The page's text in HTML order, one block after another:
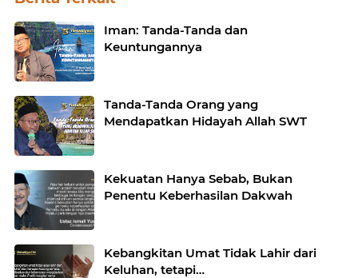
Iman: Tanda-Tanda dan
Keuntungannya
Tanda-Tanda Orang yang
Mendapatkan Hidayah Allah SWT
Kekuatan Hanya Sebab, Bukan
Penentu Keberhasilan Dakwah
Kebangkitan Umat Tidak Lahir dari
Keluhan, tetapi…